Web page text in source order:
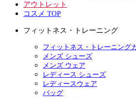
アウトレット
コスメ TOP
フィットネス・トレーニング
フィットネス・トレーニング
メンズ シューズ
メンズ ウェア
レディース シューズ
レディースウェア
バッグ